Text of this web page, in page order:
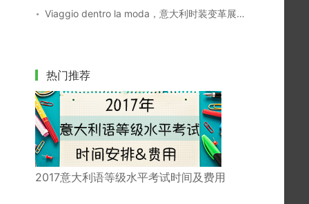
Viaggio dentro la moda，意大利时装变革展29日开幕
热门推荐
2017意大利语等级水平考试时间及费用